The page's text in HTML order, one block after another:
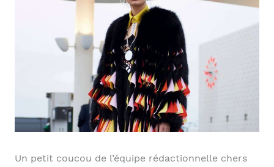
Un petit coucou de l’équipe rédactionnelle chers